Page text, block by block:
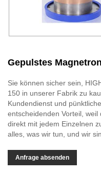
Gepulstes
Sie können sicher sein,
150 in unserer Fabrik zu
Kundendienst und
entscheidenden Vorteil,
direkt mit jedem Einzelnen
alles, was wir tun, und wir
Anfrage absenden